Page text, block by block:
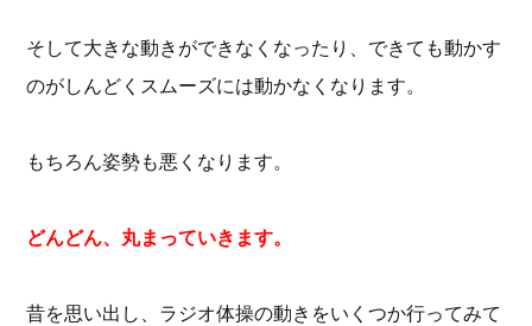
そして大きな動きができなくなったり、できても動かす
のがしんどくスムーズには動かなくなります。
もちろん姿勢も悪くなります。
どんどん、丸まっていきます。
昔を思い出し、ラジオ体操の動きをいくつか行ってみて